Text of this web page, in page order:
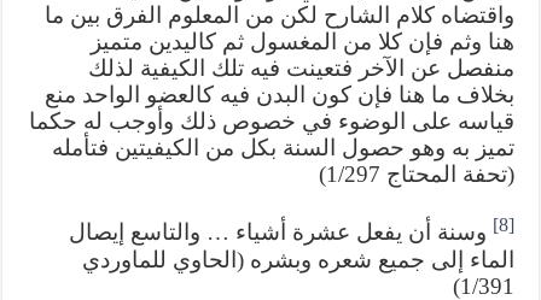
واقتضاه كلام الشارح لكن من المعلوم الفرق بين ما
هنا وثم فإن كلا من المغسول ثم كاليدين متميز
منفصل عن الآخر فتعينت فيه تلك الكيفية لذلك
بخلاف ما هنا فإن كون البدن فيه كالعضو الواحد منع
قياسه على الوضوء في خصوص ذلك وأوجب له حكما
تميز به وهو حصول السنة بكل من الكيفيتين فتأمله
(تحفة المحتاج 1/297)
[8]
وسنة أن يفعل عشرة أشياء … والتاسع إيصال
الماء إلى جميع شعره وبشره (الحاوي للماوردي
1/391)